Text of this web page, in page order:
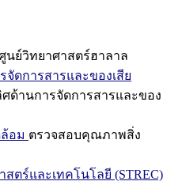
นย์วิทยาศาสตร์ฮาลาล
จัดการสารและของเสีย
ด้านการจัดการสารและของ
อม ตรวจสอบคุณภาพสิ่ง
ตร์และเทคโนโลยี (STREC)